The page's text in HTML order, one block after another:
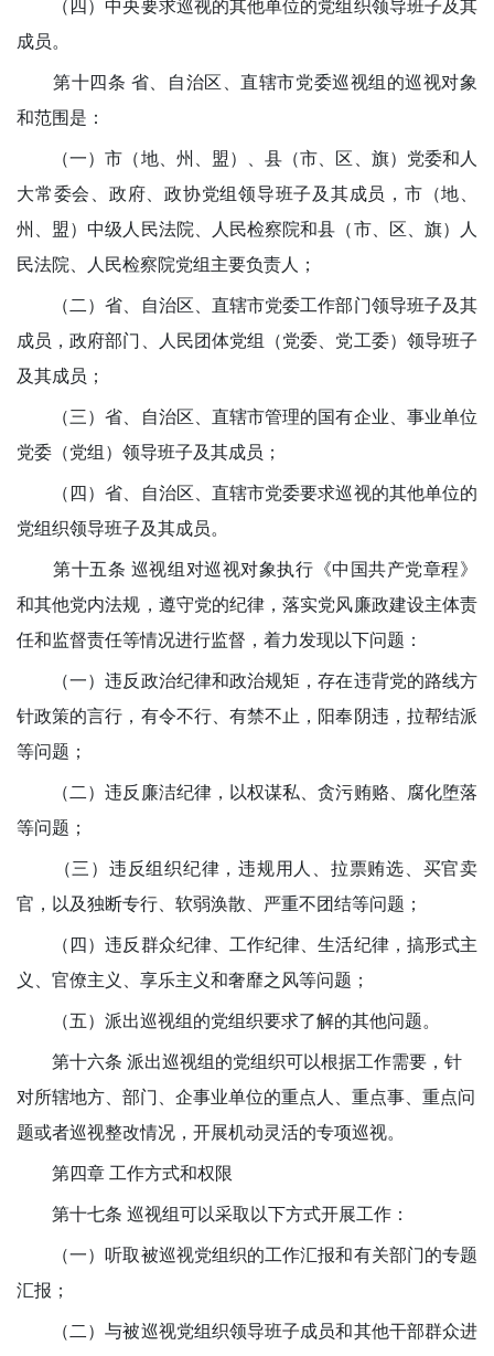
（四）中央要求巡视的其他单位的党组织领导班子及其
成员。
第十四条 省、自治区、直辖市党委巡视组的巡视对象
和范围是：
（一）市（地、州、盟）、县（市、区、旗）党委和人
大常委会、政府、政协党组领导班子及其成员，市（地、
州、盟）中级人民法院、人民检察院和县（市、区、旗）人
民法院、人民检察院党组主要负责人；
（二）省、自治区、直辖市党委工作部门领导班子及其
成员，政府部门、人民团体党组（党委、党工委）领导班子
及其成员；
（三）省、自治区、直辖市管理的国有企业、事业单位
党委（党组）领导班子及其成员；
（四）省、自治区、直辖市党委要求巡视的其他单位的
党组织领导班子及其成员。
第十五条 巡视组对巡视对象执行《中国共产党章程》
和其他党内法规，遵守党的纪律，落实党风廉政建设主体责
任和监督责任等情况进行监督，着力发现以下问题：
（一）违反政治纪律和政治规矩，存在违背党的路线方
针政策的言行，有令不行、有禁不止，阳奉阴违，拉帮结派
等问题；
（二）违反廉洁纪律，以权谋私、贪污贿赂、腐化堕落
等问题；
（三）违反组织纪律，违规用人、拉票贿选、买官卖
官，以及独断专行、软弱涣散、严重不团结等问题；
（四）违反群众纪律、工作纪律、生活纪律，搞形式主
义、官僚主义、享乐主义和奢靡之风等问题；
（五）派出巡视组的党组织要求了解的其他问题。
第十六条 派出巡视组的党组织可以根据工作需要，针
对所辖地方、部门、企事业单位的重点人、重点事、重点问
题或者巡视整改情况，开展机动灵活的专项巡视。
第四章 工作方式和权限
第十七条 巡视组可以采取以下方式开展工作：
（一）听取被巡视党组织的工作汇报和有关部门的专题
汇报；
（二）与被巡视党组织领导班子成员和其他干部群众进